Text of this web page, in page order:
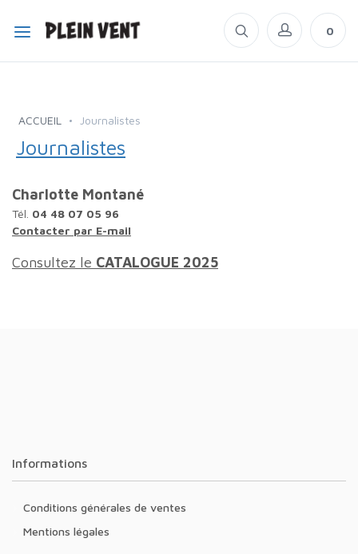
0
ACCUEIL Journalistes
Journalistes
Charlotte Montané
Tél. 04 48 07 05 96
Contacter par E-mail
Consultez le CATALOGUE 2025
Informations
Conditions générales de ventes
Mentions légales